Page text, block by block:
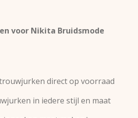
voor Nikita Bruidsmode
direct op voorraad
in iedere stijl en maat